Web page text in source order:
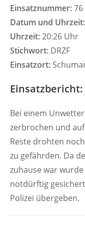
Einsatznummer:76
Datum und Uhrzeit:
Uhrzeit:20:26 Uhr
Stichwort: DRZF
Einsatzort:
Einsatzbericht:
Bei einem
zerbrochen und
Reste drohten
zu gefährden. Da
zuhause war
notdürftig
Polizei übergeben.